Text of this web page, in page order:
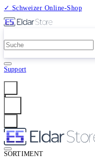
✓ Schweizer Online-Shop
Support
SORTIMENT